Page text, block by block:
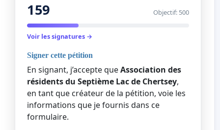
159 Objectif: 500
Voir les signatures →
Signer cette pétition
En signant, j’accepte queAssociation des
résidents du Septième Lac de Chertsey,
en tant que créateur de la pétition, voie les
informations que je fournis dans ce
formulaire.